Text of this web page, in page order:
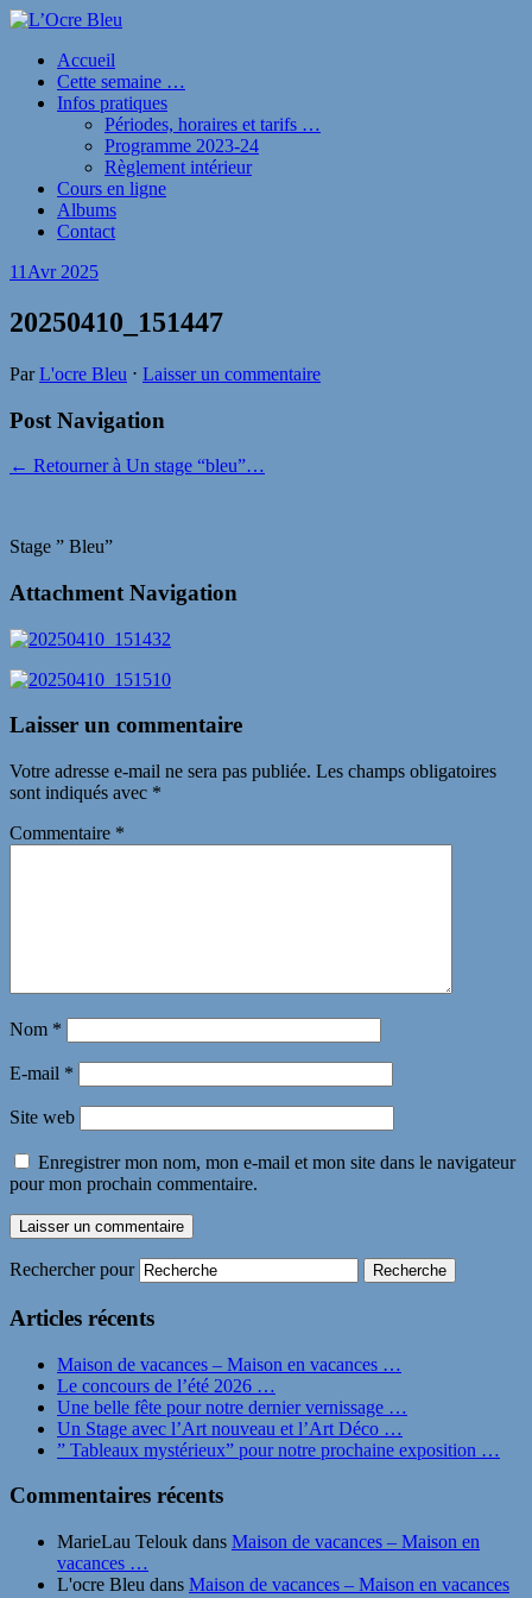
Accueil
Cette semaine …
Infos pratiques
Périodes, horaires et tarifs …
Programme 2023-24
Règlement intérieur
Cours en ligne
Albums
Contact
11 Avr 2025
20250410_151447
ParL'ocre Bleu ⋅ Laisser un commentaire
Post Navigation
← Retourner à Un stage “bleu”…
Stage ” Bleu”
Attachment Navigation
Laisser un commentaire
Votre adresse e-mail ne sera pas publiée. Les champs obligatoires
sont indiqués avec *
Commentaire *
Nom *
E-mail *
Site web
Enregistrer mon nom, mon e-mail et mon site dans le navigateur
pour mon prochain commentaire.
Rechercher pour
Articles récents
Maison de vacances – Maison en vacances …
Le concours de l’été 2026 …
Une belle fête pour notre dernier vernissage …
Un Stage avec l’Art nouveau et l’Art Déco …
” Tableaux mystérieux” pour notre prochaine exposition …
Commentaires récents
MarieLau Telouk dans Maison de vacances – Maison en
vacances …
L'ocre Bleu dans Maison de vacances – Maison en vacances